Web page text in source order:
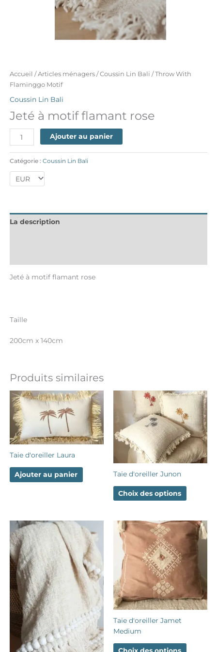
Accueil /Articles ménagers /Coussin Lin Bali / Throw With
Flaminggo Motif
Coussin Lin Bali
Jeté à motif flamant rose
Ajouter au panier
Catégorie : Coussin Lin Bali
La description
Jeté à motif flamant rose
Taille
200cm x 140cm
Produits similaires
Taie d'oreiller Laura
Ajouter au panier Taie d'oreiller Junon
Choix des options
Ce
produit
a
plusieurs
Les
options
sur
page
du
produit
Taie d'oreiller Jamet
Medium
Choix des options
Ce
produit
plusieurs
options
peuvent
être
la